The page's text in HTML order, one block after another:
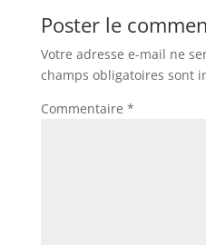
Poster le
Votre adresse e-mail ne
champs obligatoires sont
Commentaire *